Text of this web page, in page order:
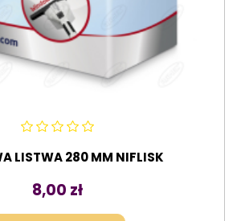
LISTWA 280 MM NIFLISK
Cena
8,00 zł